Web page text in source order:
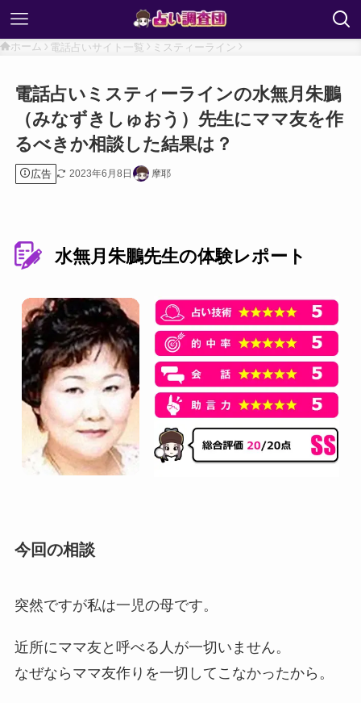
ホーム 電話占いサイト一覧 ミスティーライン
電話占いミスティーラインの水無月朱鵬
（みなずきしゅおう）先生にママ友を作
るべきか相談した結果は？
広告 2023年6月8日 摩耶
水無月朱鵬先生の体験レポート
今回の相談
突然ですが私は一児の母です。
近所にママ友と呼べる人が一切いません。
なぜならママ友作りを一切してこなかったから。